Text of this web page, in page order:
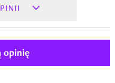
opinię